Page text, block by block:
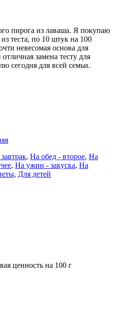
пирога из лаваша. Я покупаю
теста, по 10 штук на 100
невесомая основа для
замена тесту для
сегодня для всей семьи.
, На обед - второе, На
, На ужин - закуска, На
, Для детей
ценность на 100 г